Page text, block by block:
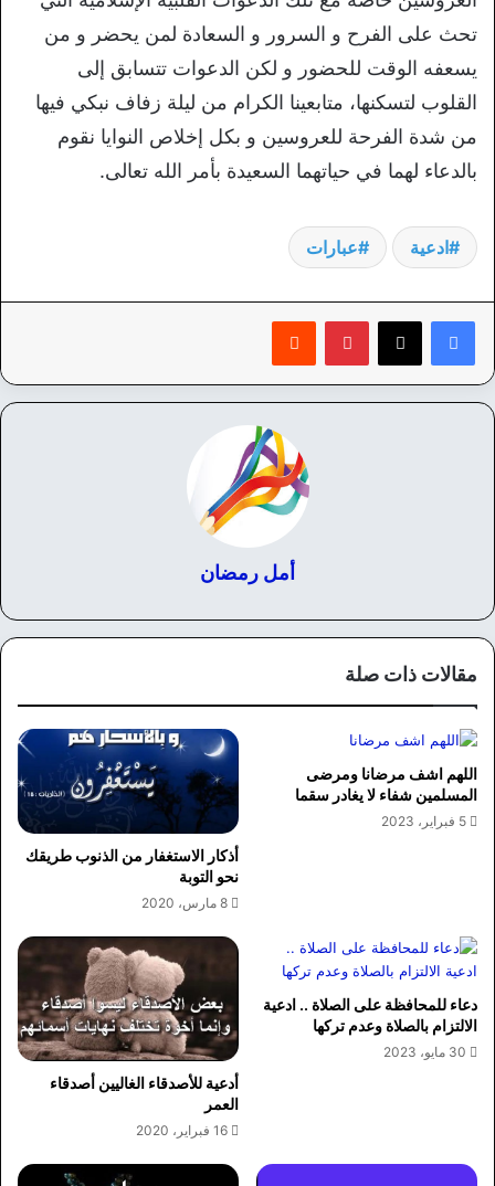
تحث على الفرح و السرور و السعادة لمن يحضر و من
يسعفه الوقت للحضور و لكن الدعوات تتسابق إلى
القلوب لتسكنها، متابعينا الكرام من ليلة زفاف نبكي فيها
من شدة الفرحة للعروسين و بكل إخلاص النوايا نقوم
بالدعاء لهما في حياتهما السعيدة بأمر الله تعالى.
ادعية عبارات
بينتيريست
أمل رمضان
مقالات ذات صلة
اللهم اشف مرضانا ومرضى
المسلمين شفاء لا يغادر سقما
5 فبراير، 2023
أذكار الاستغفار من الذنوب طريقك
نحو التوبة
8 مارس، 2020
دعاء للمحافظة على الصلاة .. ادعية
الالتزام بالصلاة وعدم تركها
30 مايو، 2023
أدعية للأصدقاء الغاليين أصدقاء
العمر
16 فبراير، 2020